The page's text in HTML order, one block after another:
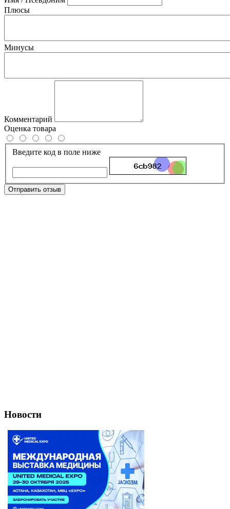
Плюсы
Минусы
Комментарий
Оценка товара
Введите код в поле ниже
Отправить отзыв
Новости